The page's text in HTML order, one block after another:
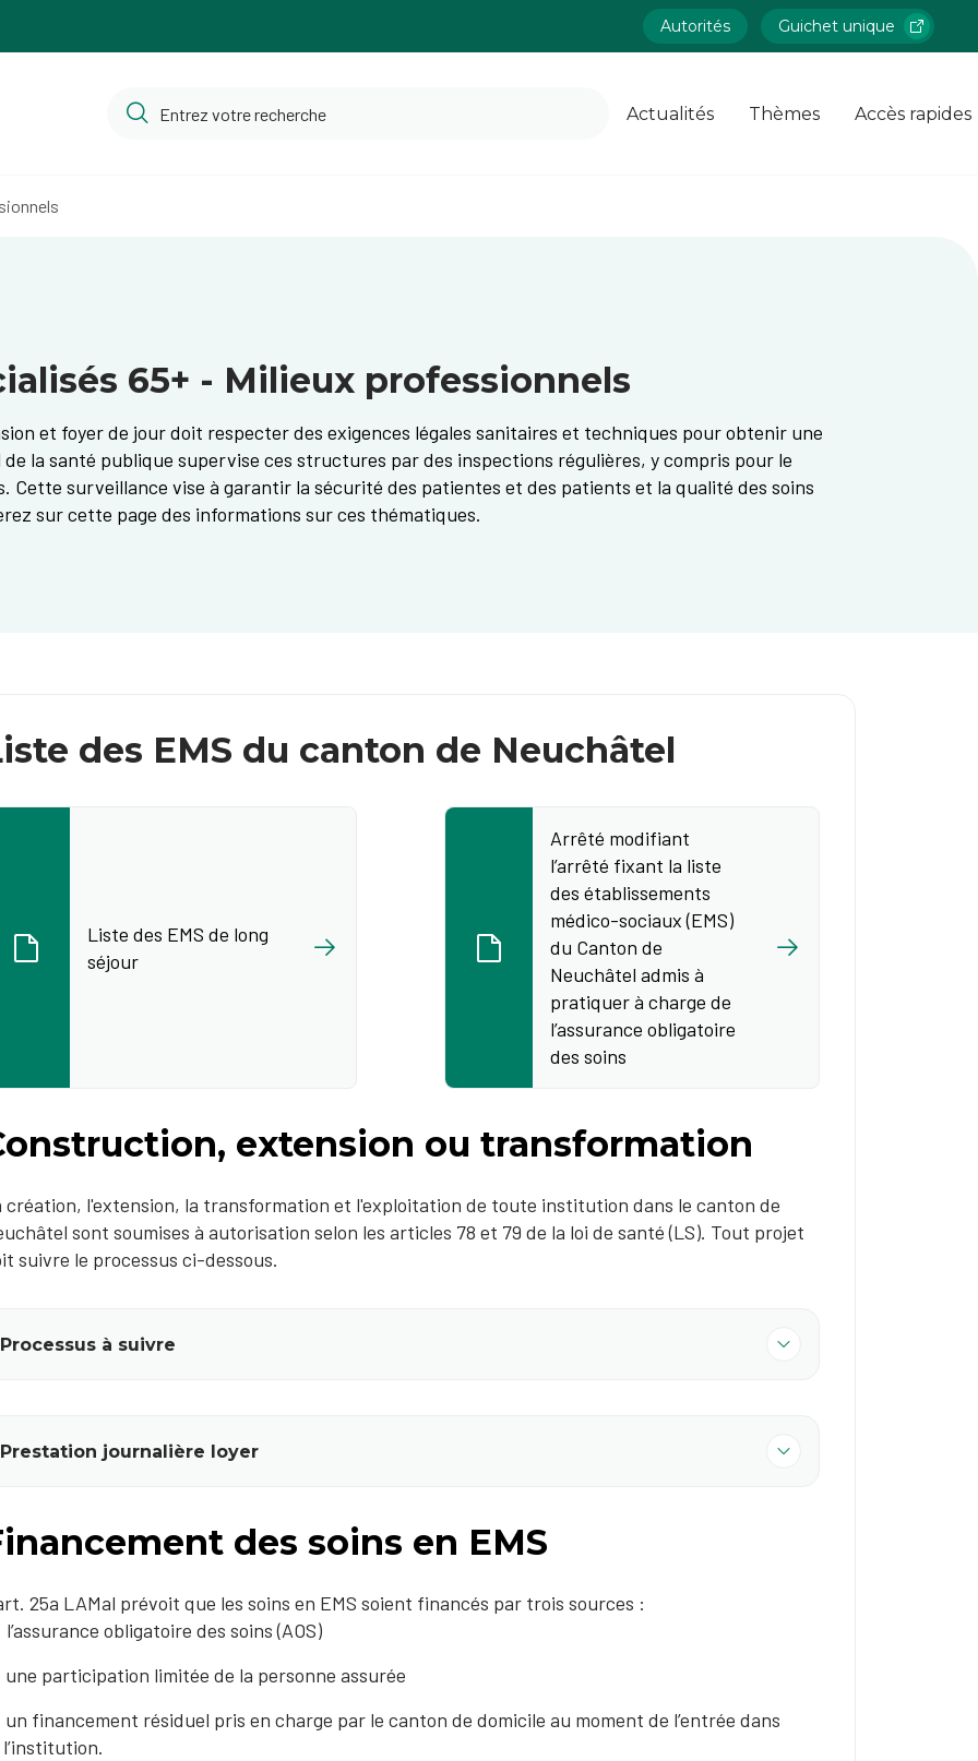
Autorités Guichet unique
Actualités Thèmes Accès rapides
65+ - Milieux professionnels
et foyer de jour doit respecter des exigences légales sanitaires et techniques pour obtenir une
la santé publique supervise ces structures par des inspections régulières, y compris pour le
Cette surveillance vise à garantir la sécurité des patientes et des patients et la qualité des soins
sur cette page des informations sur ces thématiques.
des EMS du canton de Neuchâtel
Liste des EMS de long
séjour
Arrêté modifiant
l’arrêté fixant la liste
des établissements
médico-sociaux (EMS)
du Canton de
Neuchâtel admis à
pratiquer à charge de
l’assurance obligatoire
des soins
extension ou transformation
création, l'extension, la transformation et l'exploitation de toute institution dans le canton de
sont soumises à autorisation selon les articles 78 et 79 de la loi de santé (LS). Tout projet
suivre le processus ci-dessous.
Processus à suivre
Prestation journalière loyer
des soins en EMS
25a LAMal prévoit que les soins en EMS soient financés par trois sources :
l’assurance obligatoire des soins (AOS)
une participation limitée de la personne assurée
un financement résiduel pris en charge par le canton de domicile au moment de l’entrée dans
l’institution.